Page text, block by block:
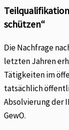
schützen“
Die Nachfrage
letzten Jahren
Tätigkeiten im
tatsächlich
Absolvierung der
GewO.